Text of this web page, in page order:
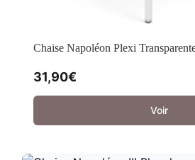
Chaise Napoléon Plexi
31,90€
Voir